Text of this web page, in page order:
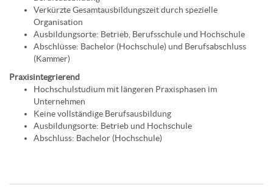
Verkürzte Gesamtausbildungszeit durch spezielle
Organisation
Ausbildungsorte: Betrieb, Berufsschule und Hochschule
Abschlüsse: Bachelor (Hochschule) und Berufsabschluss
(Kammer)
Praxisintegrierend
Hochschulstudium mit längeren Praxisphasen im
Unternehmen
Keine vollständige Berufsausbildung
Ausbildungsorte: Betrieb und Hochschule
Abschluss: Bachelor (Hochschule)